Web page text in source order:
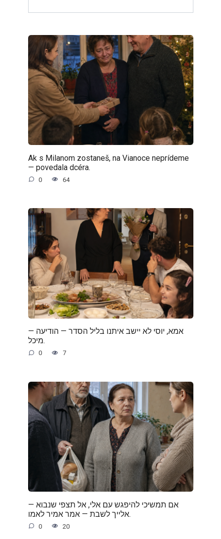
Ak s Milanom zostaneš, na Vianoce neprídeme
— povedala dcéra.
0 64
— אמא, יוסי לא יישב איתנו בליל הסדר — הודיעה
מיכל.
0 7
— אם תמשיכי להיפגש עם אלי, אל תצפי שנבוא
אלייך לשבת — אמר אמיר לאמו.
0 20